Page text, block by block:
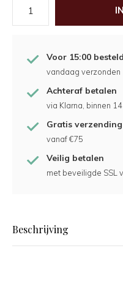
Voor 15:00 besteld
vandaag verzonden
Achteraf betalen
via Klarna, binnen
Gratis verzending
vanaf €75
Veilig betalen
met beveiligde SSL
Beschrijving